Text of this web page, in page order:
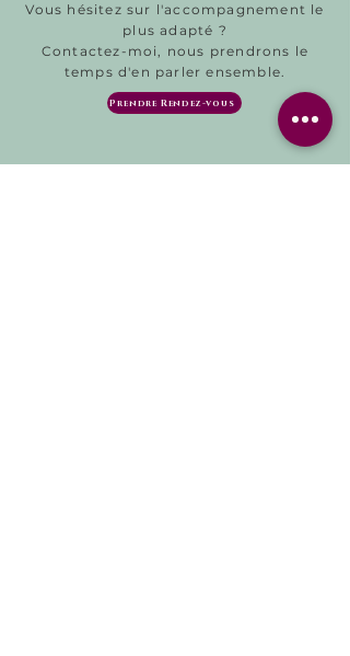
Vous hésitez sur l'accompagnement le
plus adapté ?
Contactez-moi, nous prendrons le
temps d'en parler ensemble.
Prendre Rendez-vous